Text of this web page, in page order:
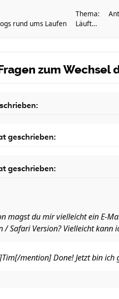
rund ums Laufen
Thema:
Läuft…
zum Wechsel
geschrieben:
geschrieben:
magst du mir vielleicht ein E-
/ Safari Version? Vielleicht kann
mention] Done! Jetzt bin ich